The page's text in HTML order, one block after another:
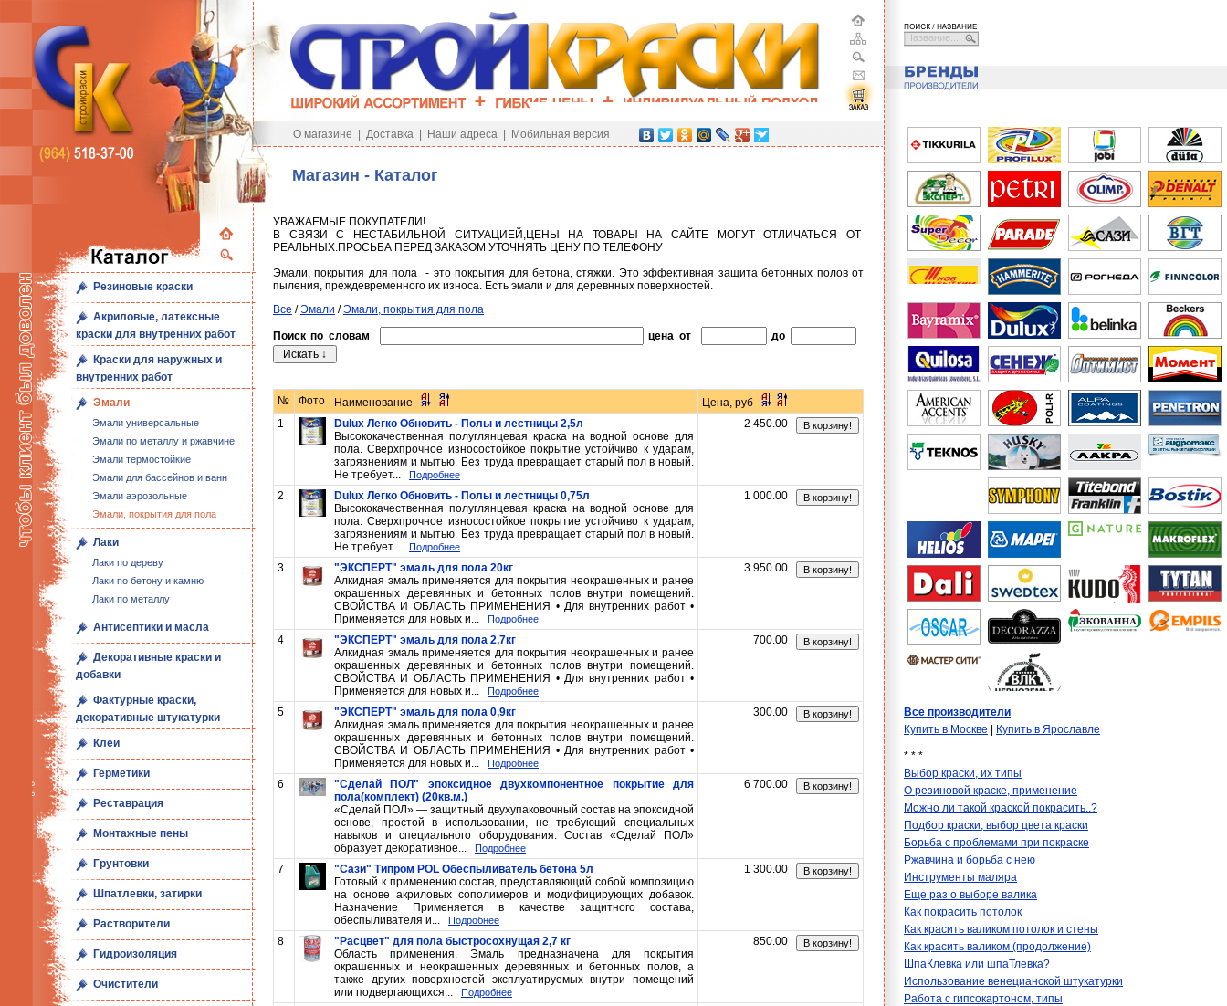
Резиновые краски
Акриловые, латексные
краски для внутренних работ
Краски для наружных и
внутренних работ
Эмали
Эмали универсальные
Эмали по металлу и ржавчине
Эмали термостойкие
Эмали для бассейнов и ванн
Эмали аэрозольные
Эмали, покрытия для пола
Лаки
Лаки по дереву
Лаки по бетону и камню
Лаки по металлу
Антисептики и масла
Декоративные краски и
добавки
Фактурные краски,
декоративные штукатурки
Клеи
Герметики
Реставрация
Монтажные пены
Грунтовки
Шпатлевки, затирки
Растворители
Гидроизоляция
Очистители
О магазине Доставка Наши адреса Мобильная версия
Магазин - Каталог
УВАЖАЕМЫЕ ПОКУПАТЕЛИ!
В СВЯЗИ С НЕСТАБИЛЬНОЙ СИТУАЦИЕЙ,ЦЕНЫ НА ТОВАРЫ НА САЙТЕ МОГУТ ОТЛИЧАТЬСЯ ОТ
РЕАЛЬНЫХ.ПРОСЬБА ПЕРЕД ЗАКАЗОМ УТОЧНЯТЬ ЦЕНУ ПО ТЕЛЕФОНУ
Эмали, покрытия для пола - это покрытия для бетона, стяжки. Это эффективная защита бетонных полов от
пыления, преждевременного их износа. Есть эмали и для деревнных поверхностей.
Все /Эмали /Эмали, покрытия для пола
Поиск по словам цена от до
№ Фото Наименование
Цена, руб
1
Dulux Легко Обновить - Полы и лестницы 2,5л
Высококачественная полуглянцевая краска на водной основе для
пола. Сверхпрочное износостойкое покрытие устойчиво к ударам,
загрязнениям и мытью. Без труда превращает старый пол в новый.
Не требует...
Подробнее
2 450.00 В корзину!
2
Dulux Легко Обновить - Полы и лестницы 0,75л
Высококачественная полуглянцевая краска на водной основе для
пола. Сверхпрочное износостойкое покрытие устойчиво к ударам,
загрязнениям и мытью. Без труда превращает старый пол в новый.
Не требует...
Подробнее
1 000.00 В корзину!
3
"ЭКСПЕРТ" эмаль для пола 20кг
Алкидная эмаль применяется для покрытия неокрашенных и ранее
окрашенных деревянных и бетонных полов внутри помещений.
СВОЙСТВА И ОБЛАСТЬ ПРИМЕНЕНИЯ • Для внутренних работ •
Применяется для новых и...
Подробнее
3 950.00 В корзину!
4
"ЭКСПЕРТ" эмаль для пола 2,7кг
Алкидная эмаль применяется для покрытия неокрашенных и ранее
окрашенных деревянных и бетонных полов внутри помещений.
СВОЙСТВА И ОБЛАСТЬ ПРИМЕНЕНИЯ • Для внутренних работ •
Применяется для новых и...
Подробнее
700.00 В корзину!
5
"ЭКСПЕРТ" эмаль для пола 0,9кг
Алкидная эмаль применяется для покрытия неокрашенных и ранее
окрашенных деревянных и бетонных полов внутри помещений.
СВОЙСТВА И ОБЛАСТЬ ПРИМЕНЕНИЯ • Для внутренних работ •
Применяется для новых и...
Подробнее
300.00 В корзину!
6
"Сделай ПОЛ" эпоксидное двухкомпонентное покрытие для
пола(комплект) (20кв.м.)
«Сделай ПОЛ» — защитный двухупаковочный состав на эпоксидной
основе, простой в использовании, не требующий специальных
навыков и специального оборудования. Состав «Сделай ПОЛ»
образует декоративное...
Подробнее
6 700.00 В корзину!
7
"Сази" Типром POL Обеспыливатель бетона 5л
Готовый к применению состав, представляющий собой композицию
на основе акриловых сополимеров и модифицирующих добавок.
Назначение Применяется в качестве защитного состава,
обеспыливателя и...
Подробнее
1 300.00 В корзину!
8
"Расцвет" для пола быстросохнущая 2,7 кг
Область применения. Эмаль предназначена для покрытия
окрашенных и неокрашенных деревянных и бетонных полов, а
также других поверхностей эксплуатируемых внутри помещений
или подвергающихся...
Подробнее
850.00 В корзину!
Все производители
Купить в Москве
Купить в Ярославле
* * *
Выбор краски, их типы
О резиновой краске, применение
Можно ли такой краской покрасить..?
Подбор краски, выбор цвета краски
Борьба с проблемами при покраске
Ржавчина и борьба с нею
Инструменты маляра
Еще раз о выборе валика
Как покрасить потолок
Как красить валиком потолок и стены
Как красить валиком (продолжение)
ШпаКлевка или шпаТлевка?
Использование венецианской штукатурки
Работа с гипсокартоном, типы
Название...